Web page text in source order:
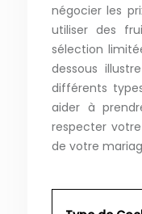
négocier les
utiliser des
sélection
dessous
différents
aider à
respecter
de votre